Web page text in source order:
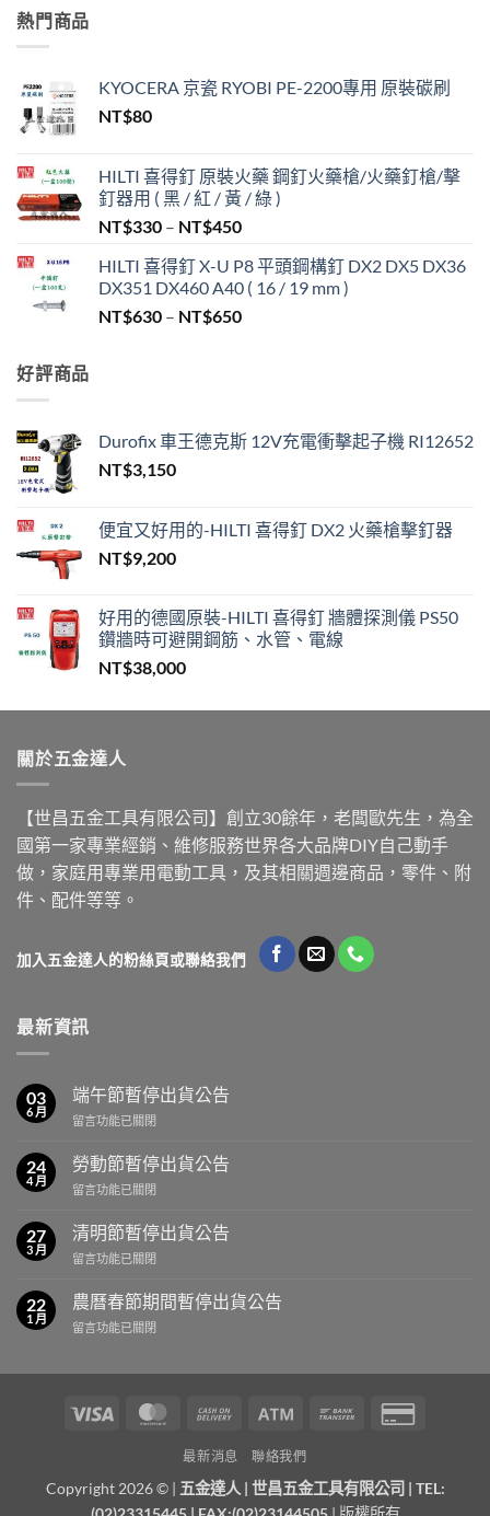
熱門商品
KYOCERA 京瓷 RYOBI PE-2200專用 原裝碳刷
NT$80
HILTI 喜得釘 原裝火藥 鋼釘火藥槍/火藥釘槍/擊
釘器用 ( 黑 / 紅 / 黃 / 綠 )
NT$330 – NT$450價
範
圍：
NT$330
HILTI 喜得釘 X-U P8 平頭鋼構釘 DX2 DX5 DX36
DX351 DX460 A40 ( 16 / 19 mm )
NT$630 – NT$650價
到
NT$650
好評商品
Durofix 車王德克斯 12V充電衝擊起子機 RI12652
NT$3,150
便宜又好用的-HILTI 喜得釘 DX2 火藥槍擊釘器
NT$9,200
好用的德國原裝-HILTI 喜得釘 牆體探測儀 PS50
鑽牆時可避開鋼筋、水管、電線
NT$38,000
關於五金達人
【世昌五金工具有限公司】創立30餘年，老闆歐先生，為全
國第一家專業經銷、維修服務世界各大品牌DIY自己動手
做，家庭用專業用電動工具，及其相關週邊商品，零件、附
件、配件等等。
加入五金達人的粉絲頁或聯絡我們
最新資訊
03
6 月
端午節暫停出貨公告
在
午
節
暫
出
貨
公
中
留言功能已關閉
24
4 月
勞動節暫停出貨公告
在
動
節
暫
出
貨
公
中
留言功能已關閉
27
3 月
清明節暫停出貨公告
在
明
節
暫
公
告〉
留言功能已關閉
22
1 月
農曆春節期間暫停出貨公告
在
期
出
留言功能已關閉
Visa MasterCardCash
Delivery
Atm
Bank
最新消息 聯絡我們
Copyright 2026 © | 五金達人 | 世昌五金工具有限公司 | TEL: